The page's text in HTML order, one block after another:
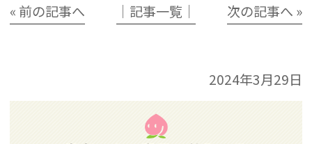
« 前の記事へ │記事一覧│ 次の記事へ »
2024年3月29日